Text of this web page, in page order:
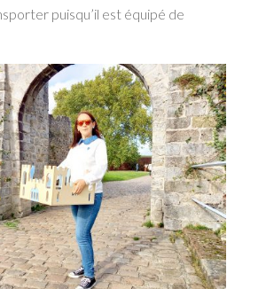
puisqu’il est équipé de